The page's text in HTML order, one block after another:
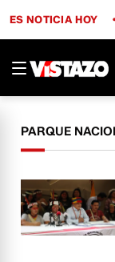
ES NOTICIA HOY
PARQUE